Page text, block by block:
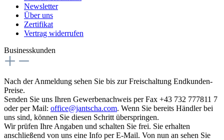
Newsletter
Über uns
Zertifikat
Vertrag widerrufen
Businesskunden
Nach der Anmeldung sehen Sie bis zur Freischaltung Endkunden-
Preise.
Senden Sie uns Ihren Gewerbenachweis per Fax +43 732 777811 7
oder per Mail: office@jantscha.com. Wenn Sie bereits Händler bei
uns sind, können Sie diesen Schritt überspringen.
Wir prüfen Ihre Angaben und schalten Sie frei. Sie erhalten
anschließend von uns eine Info per E-Mail. Von nun an sehen Sie